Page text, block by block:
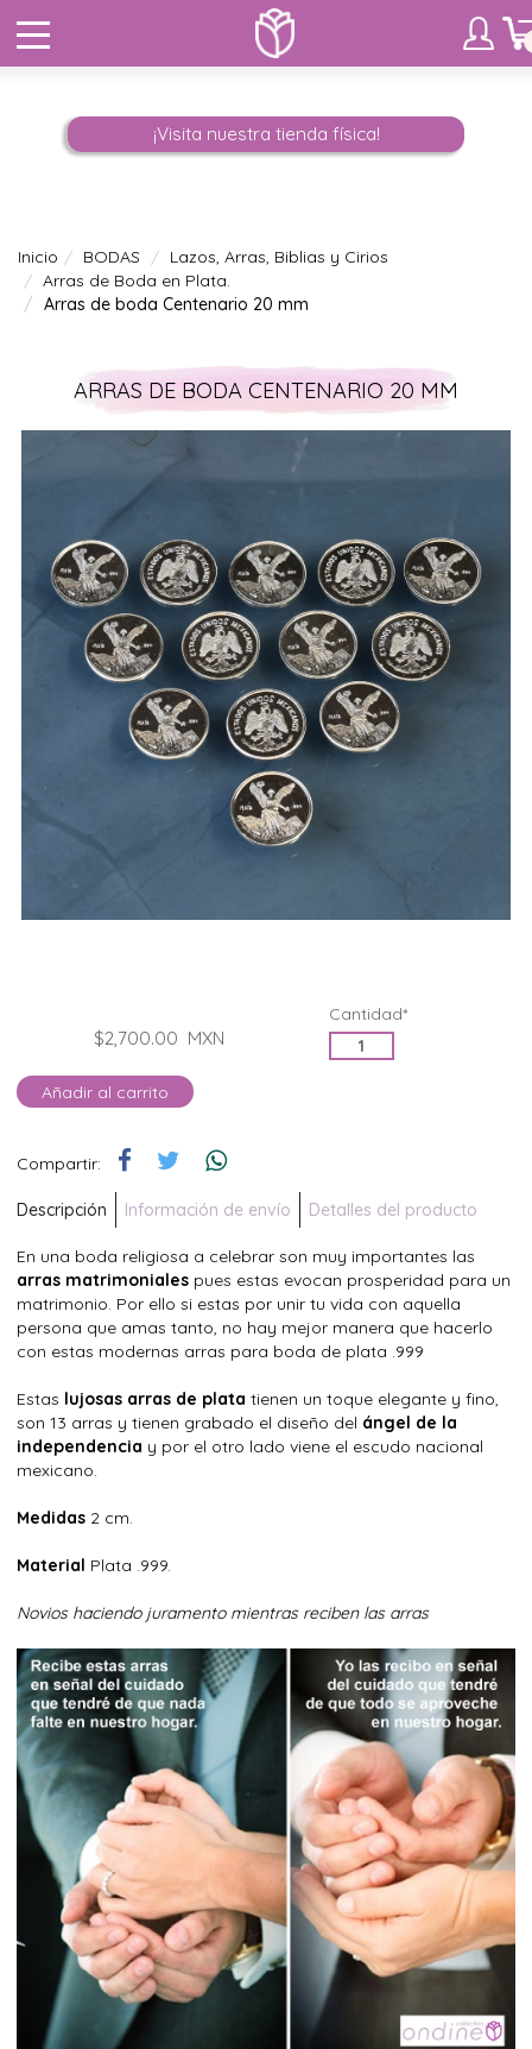
¡Visita nuestra tienda física!
Inicio BODAS
Lazos, Arras, Biblias y Cirios
Arras de Boda en Plata.
Arras de boda Centenario 20 mm
ARRAS DE BODA CENTENARIO 20 MM
$2,700.00 MXN
Cantidad*
Añadir al carrito
Compartir:
Descripción Información de envío Detalles del producto
En una boda religiosa a celebrar son muy importantes las
arras matrimoniales pues estas evocan prosperidad para un
matrimonio. Por ello si estas por unir tu vida con aquella
persona que amas tanto, no hay mejor manera que hacerlo
con estas modernas arras para boda de plata .999
Estas lujosas arras de plata tienen un toque elegante y fino,
son 13 arras y tienen grabado el diseño del ángel de la
independencia y por el otro lado viene el escudo nacional
mexicano.
Medidas 2 cm.
Material Plata .999.
Novios haciendo juramento mientras reciben las arras